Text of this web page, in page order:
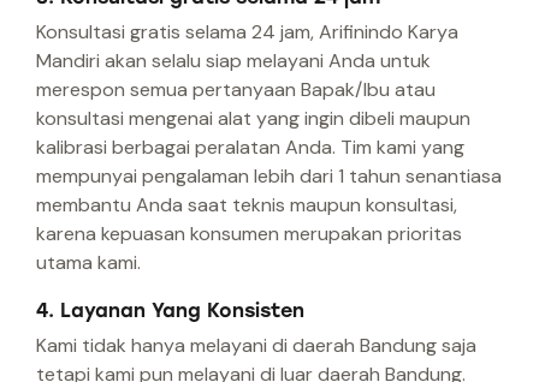
Konsultasi gratis selama 24 jam, Arifinindo Karya
Mandiri akan selalu siap melayani Anda untuk
merespon semua pertanyaan Bapak/Ibu atau
konsultasi mengenai alat yang ingin dibeli maupun
kalibrasi berbagai peralatan Anda. Tim kami yang
mempunyai pengalaman lebih dari 1 tahun senantiasa
membantu Anda saat teknis maupun konsultasi,
karena kepuasan konsumen merupakan prioritas
utama kami.
4. Layanan Yang Konsisten
Kami tidak hanya melayani di daerah Bandung saja
tetapi kami pun melayani di luar daerah Bandung.